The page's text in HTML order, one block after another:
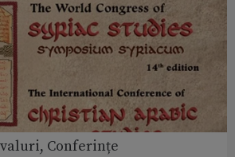
Conferințe